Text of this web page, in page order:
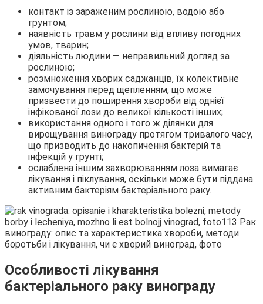
контакт із зараженим рослиною, водою або
грунтом;
наявність травм у рослини від впливу погодних
умов, тварин;
діяльність людини — неправильний догляд за
рослиною;
розмноження хворих саджанців, їх колективне
замочування перед щепленням, що може
призвести до поширення хвороби від однієї
інфікованої лози до великої кількості інших;
використання одного і того ж ділянки для
вирощування винограду протягом тривалого часу,
що призводить до накопичення бактерій та
інфекцій у грунті;
ослаблена іншим захворюванням лоза вимагає
лікування і піклування, оскільки може бути піддана
активним бактеріям бактеріального раку.
Особливості лікування
бактеріального раку винограду